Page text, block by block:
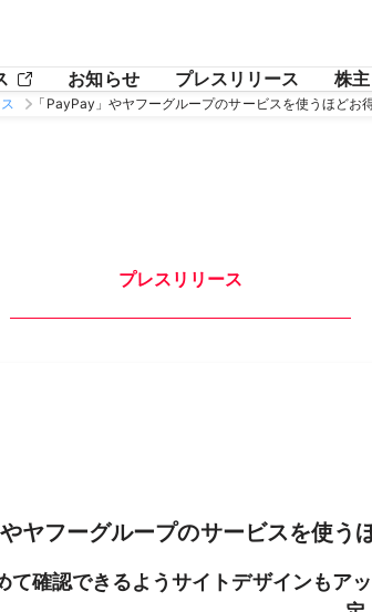
お知らせ プレスリリース 株
「PayPay」やヤフーグループのサービスを使うほど
プレスリリース
やヤフーグループのサービスを使
て確認できるようサイトデザインも